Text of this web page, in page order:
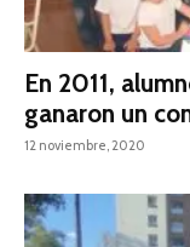
En 2011,
ganaron un
12 noviembre, 2020